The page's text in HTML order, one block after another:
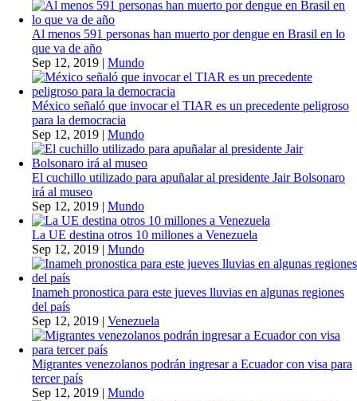
Al menos 591 personas han muerto por dengue en Brasil en lo
que va de año
Sep 12, 2019 | Mundo
México señaló que invocar el TIAR es un precedente peligroso
para la democracia
Sep 12, 2019 | Mundo
El cuchillo utilizado para apuñalar al presidente Jair Bolsonaro
irá al museo
Sep 12, 2019 | Mundo
La UE destina otros 10 millones a Venezuela
Sep 12, 2019 | Mundo
Inameh pronostica para este jueves lluvias en algunas regiones
del país
Sep 12, 2019 | Venezuela
Migrantes venezolanos podrán ingresar a Ecuador con visa para
tercer país
Sep 12, 2019 | Mundo